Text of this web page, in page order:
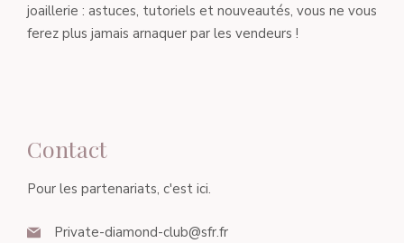
joaillerie : astuces, tutoriels et nouveautés, vous ne vous
ferez plus jamais arnaquer par les vendeurs !
Contact
Pour les partenariats, c'est ici.
Private-diamond-club@sfr.fr